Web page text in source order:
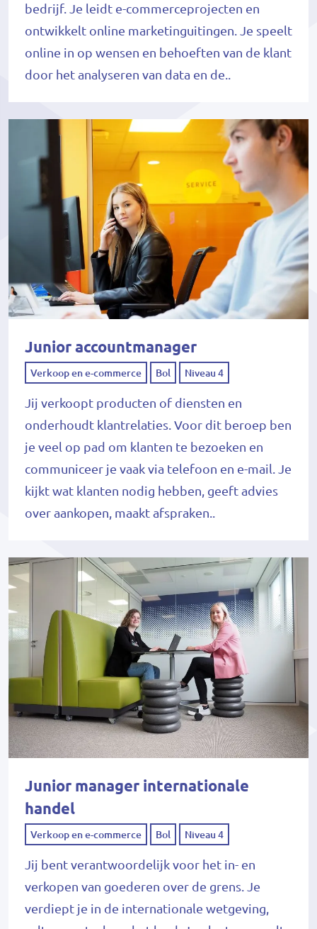
bedrijf. Je leidt e-commerceprojecten en
ontwikkelt online marketinguitingen. Je speelt
online in op wensen en behoeften van de klant
door het analyseren van data en de..
Junior accountmanager
Verkoop en e-commerce Bol Niveau 4
Jij verkoopt producten of diensten en
onderhoudt klantrelaties. Voor dit beroep ben
je veel op pad om klanten te bezoeken en
communiceer je vaak via telefoon en e-mail. Je
kijkt wat klanten nodig hebben, geeft advies
over aankopen, maakt afspraken..
Junior manager internationale
handel
Verkoop en e-commerce Bol Niveau 4
Jij bent verantwoordelijk voor het in- en
verkopen van goederen over de grens. Je
verdiept je in de internationale wetgeving,